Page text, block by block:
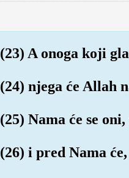
(23) A onoga koji
(24) njega će Allah
(25) Nama će se
(26) i pred Nama